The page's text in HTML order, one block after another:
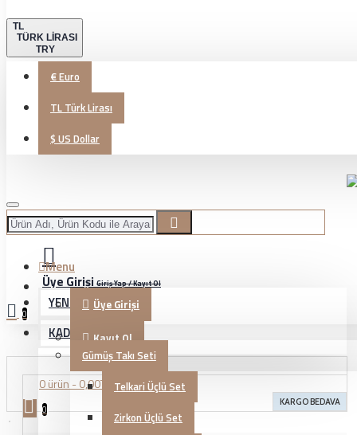
TL
TÜRK LIRASI
TRY
€Euro
TL Türk Lirası
$ US Dollar
Üye Girişi Giriş Yap / Kayıt Ol
Üye Girişi
Kayıt Ol
0 ürün - 0,00TL
0
Menu
YENİ GELENLER
KADIN TAKI
Gümüş Takı Seti
Telkari Üçlü Set
Zirkon Üçlü Set
0
KARGO BEDAVA